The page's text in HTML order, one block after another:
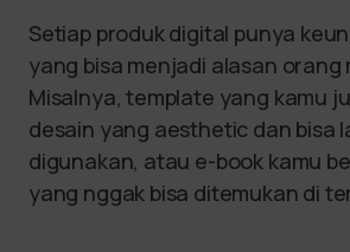
Setiap produk digital punya
yang bisa menjadi alasan orang
Misalnya, template yang kamu
desain yang aesthetic dan bisa
digunakan, atau e-book kamu
yang nggak bisa ditemukan di